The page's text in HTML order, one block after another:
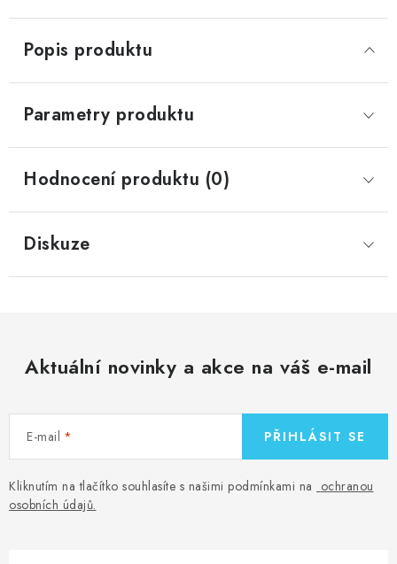
Popis produktu
Parametry produktu
Hodnocení produktu (0)
Diskuze
Aktuální novinky a akce na váš e-mail
E-mail
Kliknutím na tlačítko souhlasíte s našimi podmínkami na ochranou
osobních údajů.
PŘIHLÁSIT SE